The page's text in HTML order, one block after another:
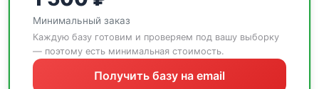
Минимальный заказ
Каждую базу готовим и проверяем под вашу выборку
— поэтому есть минимальная стоимость.
Получить базу на email